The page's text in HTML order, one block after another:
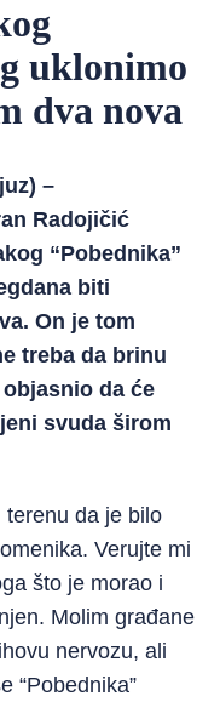
uklonimo
dva nova
–
Radojičić
“Pobednika”
biti
On je tom
treba da brinu
da će
svuda širom
da je bilo
Verujte mi
što je morao i
Molim građane
nervozu, ali
“Pobednika”